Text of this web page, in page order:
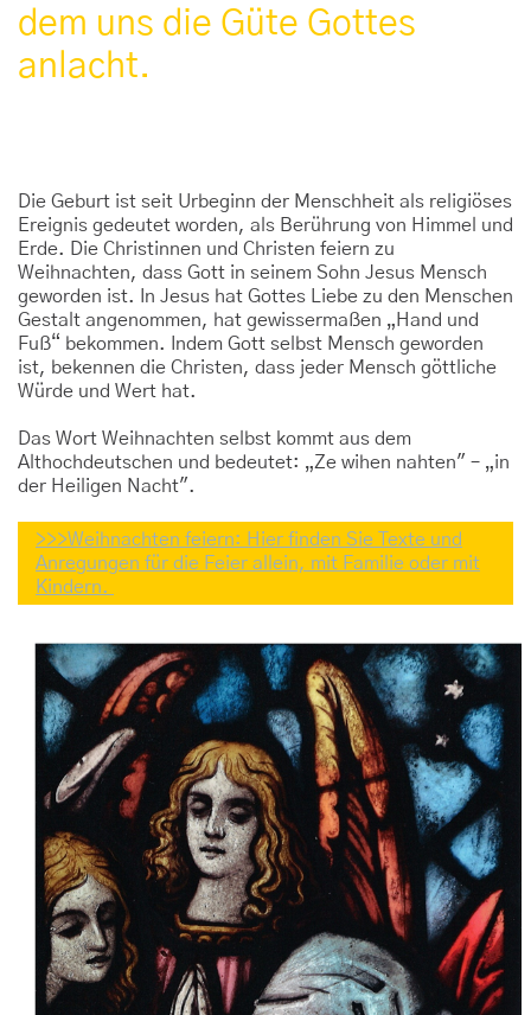
dem uns die Güte Gottes
anlacht.
Die Geburt ist seit Urbeginn der Menschheit als religiöses
Ereignis gedeutet worden, als Berührung von Himmel und
Erde. Die Christinnen und Christen feiern zu
Weihnachten, dass Gott in seinem Sohn Jesus Mensch
geworden ist. In Jesus hat Gottes Liebe zu den Menschen
Gestalt angenommen, hat gewissermaßen „Hand und
Fuß“ bekommen. Indem Gott selbst Mensch geworden
ist, bekennen die Christen, dass jeder Mensch göttliche
Würde und Wert hat.
Das Wort Weihnachten selbst kommt aus dem
Althochdeutschen und bedeutet: „Ze wihen nahten" – „in
der Heiligen Nacht".
>>>Weihnachten feiern: Hier finden Sie Texte und
Anregungen für die Feier allein, mit Familie oder mit
Kindern.